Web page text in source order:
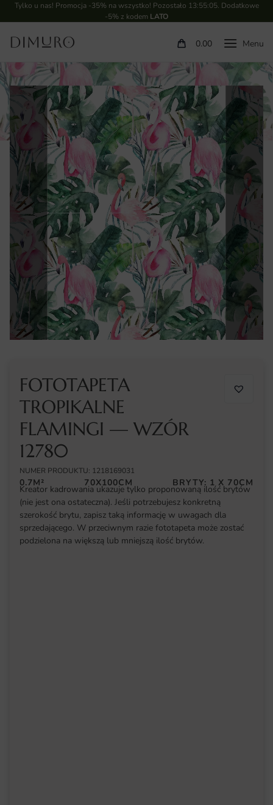
Tylko u nas! Promocja -35% na wszystko! Pozostało 13:55:04. Dodatkowe
-5% z kodem LATO
0.00
FOTOTAPETA
TROPIKALNE
FLAMINGI — WZÓR
12780
NUMER PRODUKTU: 1218169031
0.7M² 70X100CM BRYTY: 1 X 70CM
Kreator kadrowania ukazuje tylko proponowaną ilość brytów
(nie jest ona ostateczna). Jeśli potrzebujesz konkretną
szerokość brytu, zapisz taką informację w uwagach dla
sprzedającego. W przeciwnym razie fototapeta może zostać
podzielona na większą lub mniejszą ilość brytów.